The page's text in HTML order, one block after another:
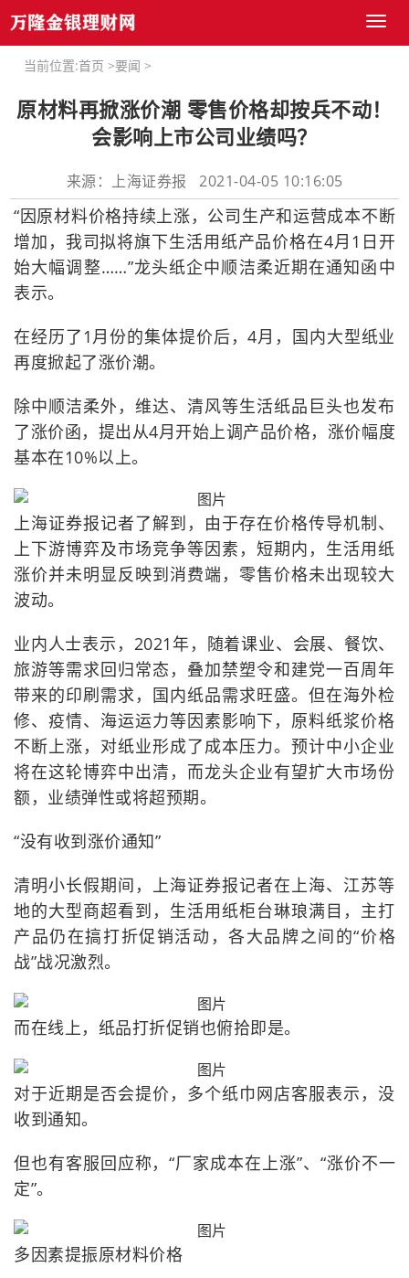
Toggle
当前位置:首页 >要闻 >
原材料再掀涨价潮 零售价格却按兵不动！
会影响上市公司业绩吗？
来源：上海证券报 2021-04-05 10:16:05
“因原材料价格持续上涨，公司生产和运营成本不断
增加，我司拟将旗下生活用纸产品价格在4月1日开
始大幅调整……”龙头纸企中顺洁柔近期在通知函中
表示。
在经历了1月份的集体提价后，4月，国内大型纸业
再度掀起了涨价潮。
除中顺洁柔外，维达、清风等生活纸品巨头也发布
了涨价函，提出从4月开始上调产品价格，涨价幅度
基本在10%以上。
上海证券报记者了解到，由于存在价格传导机制、
上下游博弈及市场竞争等因素，短期内，生活用纸
涨价并未明显反映到消费端，零售价格未出现较大
波动。
业内人士表示，2021年，随着课业、会展、餐饮、
旅游等需求回归常态，叠加禁塑令和建党一百周年
带来的印刷需求，国内纸品需求旺盛。但在海外检
修、疫情、海运运力等因素影响下，原料纸浆价格
不断上涨，对纸业形成了成本压力。预计中小企业
将在这轮博弈中出清，而龙头企业有望扩大市场份
额，业绩弹性或将超预期。
“没有收到涨价通知”
清明小长假期间，上海证券报记者在上海、江苏等
地的大型商超看到，生活用纸柜台琳琅满目，主打
产品仍在搞打折促销活动，各大品牌之间的“价格
战”战况激烈。
而在线上，纸品打折促销也俯拾即是。
对于近期是否会提价，多个纸巾网店客服表示，没
收到通知。
但也有客服回应称，“厂家成本在上涨”、“涨价不一
定”。
多因素提振原材料价格